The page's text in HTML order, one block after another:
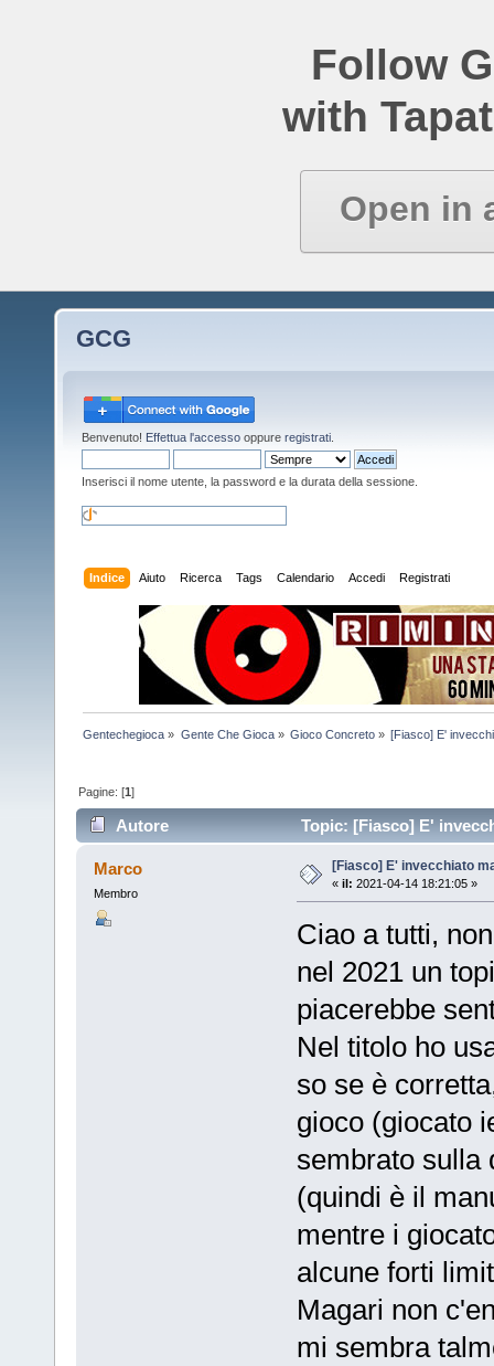
Follow
with
Open in
GCG
Benvenuto! Effettua l'accesso oppure registrati
Inserisci il nome utente, la password e la durata della sessione.
Indice Aiuto Ricerca Tags Calendario Accedi Registrati
Gentechegioca » Gente Che Gioca» Gioco Concreto» [Fiasco] E'
Pagine: [1]
Autore Topic: [Fiasco] E'
Marco
Membro
[Fiasco] E' invecchiato
« il: 2021-04-14 18:21:05 »
Ciao a tutti,
nel 2021 un
piacerebbe
Nel titolo ho
so se è
gioco (giocato
sembrato sulla
(quindi è il
mentre i
alcune forti
Magari non
mi sembra